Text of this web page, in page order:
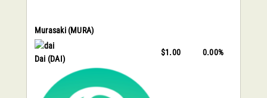
Murasaki (MURA)
Dai (DAI)
$1.00 0.00%